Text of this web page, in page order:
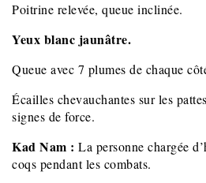
Poitrine relevée, queue inclinée.
Yeux blanc jaunâtre.
Queue avec 7 plumes de chaque
Écailles chevauchantes sur les
signes de force.
Kad Nam : La personne chargée
coqs pendant les combats.